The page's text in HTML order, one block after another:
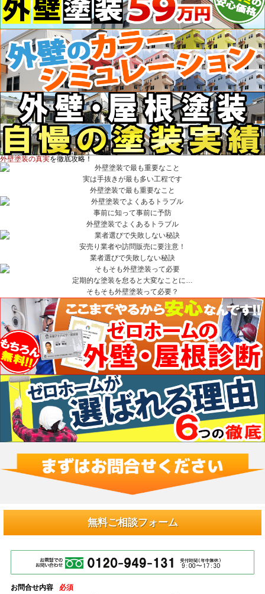
外壁塗装の真実を徹底攻略！
実は手抜きが最も多い工程です
外壁塗装で最も重要なこと
事前に知って事前に予防
外壁塗装でよくあるトラブル
安売り業者や訪問販売に要注意！
業者選びで失敗しない秘訣
定期的な塗装を怠ると大変なことに…
そもそも外壁塗装って必要？
無料ご相談フォーム
お問合せ内容
必須